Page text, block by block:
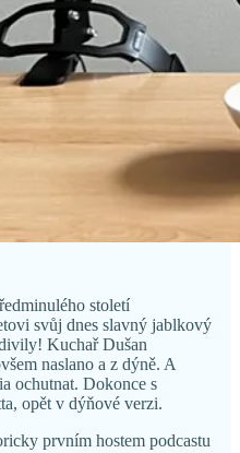
století
svůj dnes slavný jablkový
Kuchař Dušan
naslano a z dýně. A
ochutnat. Dokonce s
opět v dýňové verzi.
prvním hostem podcastu